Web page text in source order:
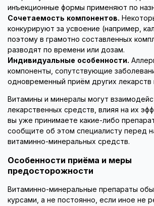
инъекционные формы применяют по
Сочетаемость компонентов.
конкурируют за усвоение (например,
поэтому в грамотно составленных
разводят по времени или дозам.
Индивидуальные особенности.
компоненты, сопутствующие
одновременный приём других лекарств
Витамины и минералы могут
лекарственных средств, влияя на их
вы уже принимаете какие-либо
сообщите об этом специалисту перед
витаминно-минеральных средств.
Особенности приёма и меры
предосторожности
Витаминно-минеральные препараты
курсами, а не постоянно, если иное не